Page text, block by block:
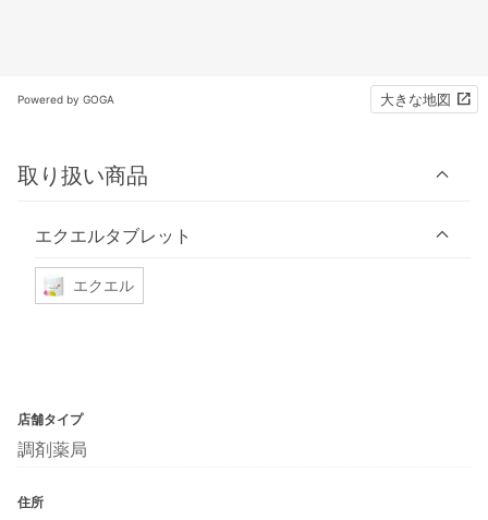
Powered by GOGA 大きな地図
取り扱い商品
エクエルタブレット
エクエル
店舗タイプ
調剤薬局
住所